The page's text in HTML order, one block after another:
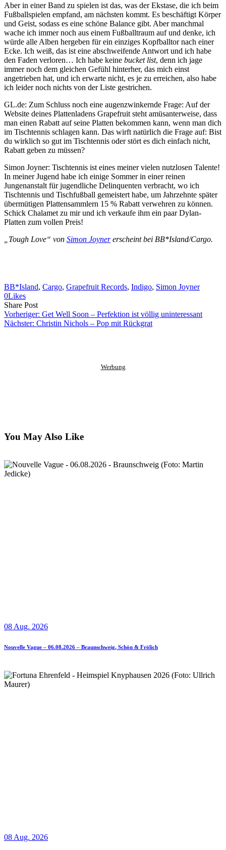
Aber in einer Band zu spielen ist das, was der Ekstase, die ich beim
Fußballspielen empfand, am nächsten kommt. Es beschäftigt Körper
und Geist, sodass es eine schöne Balance gibt. Aber manchmal
wache ich immer noch aus einem Fußballtraum auf und denke, ich
würde alle Alben hergeben für ein einziges Kopfballtor nach einer
Ecke. Ich weiß, das ist eine abschweifende Antwort und ich habe
den Faden verloren… Ich habe keine bucket list, denn ich jage
immer noch dem gleichen Gefühl hinterher, das mich einst
angetrieben hat, und ich erwarte nicht, es je zu erreichen, also habe
ich leider noch nichts von der Liste gestrichen.
GL.de: Zum Schluss noch eine augenzwinkernde Frage: Auf der
Website deines Plattenladens Grapefruit steht amüsanterweise, dass
man einen Rabatt auf seine Platten bekommen kann, wenn man dich
im Tischtennis schlagen kann. Das wirft natürlich die Frage auf: Bist
du wirklich so gut im Tischtennis oder stört es dich einfach nicht,
Rabatt geben zu müssen?
Simon Joyner: Tischtennis ist eines meiner vielen nutzlosen Talente!
In meiner Jugend habe ich einige Sommer in einer reinen
Jungenanstalt für jugendliche Delinquenten verbracht, wo ich
Tischtennis und Tischfußball gemeistert habe, um Jahrzehnte später
übermütigen Plattensammlern 15 % Rabatt verwehren zu können.
Schick Chalamet zu mir und ich verkaufe ihm ein paar Dylan-
Platten zum vollen Preis!
„Tough Love“ von Simon Joynererscheint bei BB*Island/Cargo.
BB*Island, Cargo, Grapefruit Records, Indigo, Simon Joyner
0Likes
Share PostShare
on
Facebook
Copy
URL
to
Send
Link
via
Vorheriger: Get Well Soon – Perfektion ist völlig uninteressant
Nächster: Christin Nichols – Pop mit Rückgrat
Werbung
You May Also Like
08 Aug. 2026
Nouvelle Vague – 06.08.2026 – Braunschweig, Schön & Frölich
08 Aug. 2026